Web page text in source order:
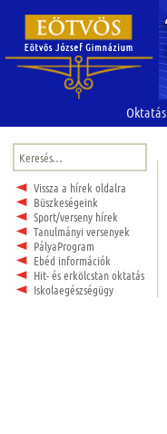
Oktatás
Keresés:
Vissza a hírek oldalra
Büszkeségeink
Sport/verseny hírek
Tanulmányi versenyek
PályaProgram
Ebéd információk
Hit- és erkölcstan oktatás
Iskolaegészségügy